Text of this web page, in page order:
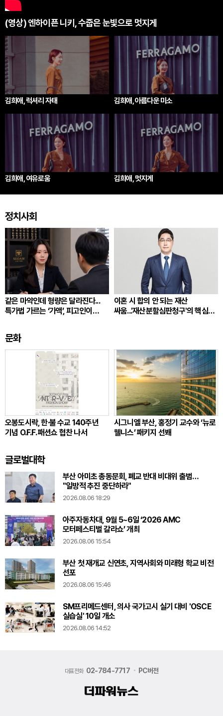
(영상) 엔하이픈 니키, 수줍은 눈빛으로 멋지게
김희애, 럭셔리 자태 김희애, 아름다운 미소
김희애, 여유로움 김희애, 멋지게
정치사회
같은 마약인데 형량은 달라진다...
특가법 가르는 ‘가액’, 피고인이
이혼 시 합의 안 되는 재산
싸움...'재산분할심판청구'의 핵심
문화
오봉도시락, 한·불 수교 140주년
기념 O.F.F. 패션쇼 협찬 나서
시그니엘 부산, 홍정기 교수와 ‘뉴로
웰니스’ 패키지 선봬
글로벌대학
부산 아미초 총동문회, 폐교 반대 비대위 출범…
"일방적 추진 중단하라"
2026.08.06 18:29
아주자동차대, 9월 5~6일 ‘2026 AMC
모터페스티벌 갈라쇼’ 개최
2026.08.06 15:54
부산 첫 재개교 신연초, 지역사회와 미래형 학교 비전
선포
2026.08.06 15:46
SM프리메드센터, 의사 국가고시 실기 대비 'OSCE
실습실' 10일 개소
2026.08.06 14:52
대표전화 02-784-7717 PC버전